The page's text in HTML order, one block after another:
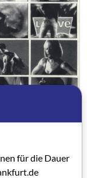
für die Dauer